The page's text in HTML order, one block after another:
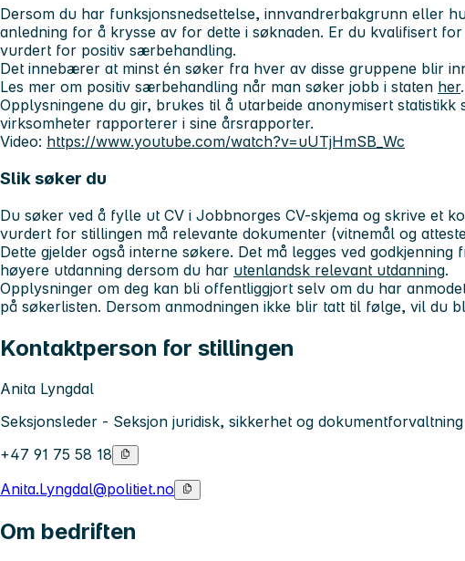
Dersom du har funksjonsnedsettelse, innvandrerbakgrunn eller
anledning for å krysse av for dette i søknaden. Er du kvalifisert
vurdert for positiv særbehandling.
Det innebærer at minst én søker fra hver av disse gruppene blir
Les mer om positiv særbehandling når man søker jobb i staten her.
Opplysningene du gir, brukes til å utarbeide anonymisert statistikk
virksomheter rapporterer i sine årsrapporter.
Video: https://www.youtube.com/watch?v=uUTjHmSB_Wc
Slik søker du
Du søker ved å fylle ut CV i Jobbnorges CV-skjema og skrive et
vurdert for stillingen må relevante dokumenter (vitnemål og
Dette gjelder også interne søkere. Det må legges ved
høyere utdanning dersom du har utenlandsk relevant utdanning.
Opplysninger om deg kan bli offentliggjort selv om du har
på søkerlisten. Dersom anmodningen ikke blir tatt til følge, vil du
Kontaktperson for stillingen
Anita Lyngdal
Seksjonsleder - Seksjon juridisk, sikkerhet og dokumentforvaltning
+47 91 75 58 18
Anita.Lyngdal@politiet.no
Om bedriften